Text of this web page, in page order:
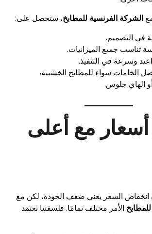
الشركة الفرنسية للمطابخ، ستحصل على:
في التصميم.
تناسب جميع الميزانيات.
وسرعة في التنفيذ.
الخامات سواء للمطابخ الخشبية،
أو الهاي جلوس.
مع أعلى
السعر يعني ضعف الجودة، لكن مع
الأمر مختلف تمامًا. فلسفتنا تعتمد